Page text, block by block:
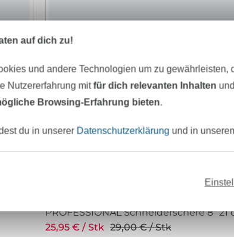
PROFESSIONAL Schneiderschere 8" 21
25,95 € / Stk 29,00 € / Stk
auf dich zu!
und andere Technologien um zu gewährleisten,
Nutzererfahrung mitfür dich relevanten Inhalten und
Browsing-Erfahrung bieten.
du in unserer Datenschutzerklärung und in